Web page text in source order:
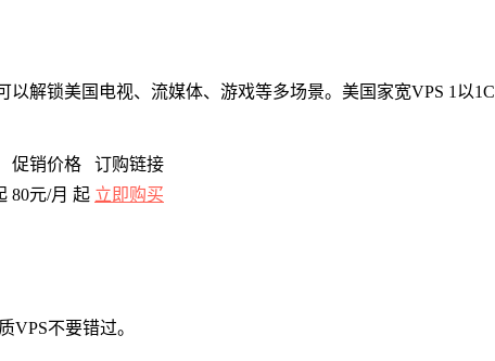
以解锁美国电视、流媒体、游戏等多场景。美国家宽VPS 1️以
促销价格
订购链接
80元/月 起 立即购买
VPS不要错过。